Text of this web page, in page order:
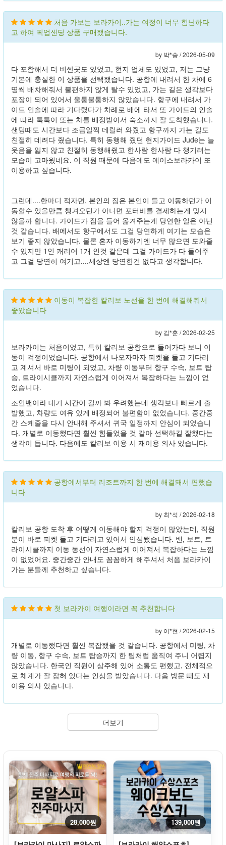
처음 가보는 보라카이..가는 여정이 너무 험난하다
고 하여 픽업샌딩 상품 구매했습니다.
by 박*송 /2026-05-09
다 포함해서 더 비싼곳도 있었고, 현지 업체도 있었고, 저는 그냥
기본에 충실한 이 상품을 선택했습니다. 공항에 내려서 한 차에 6
명씩 배차해줘서 불편하지 않게 탈수 있었고, 가는 길은 생각보다
포장이 되어 있어서 울퉁불퉁하지 않았습니다. 항구에 내려서 가
이드 인솔에 따라 기다렸다가 차례로 배에 타서 또 가이드의 인솔
에 따라 툭툭이 또는 차를 배정받아서 숙소까지 잘 도착했습니다.
샌딩때도 시간보다 조금일찍 데릴러 와줬고 항구까지 가는 길도
친절히 데려다 줬습니다. 특히 동행해 줬던 현지가이드 Jude는 늘
웃음을 잃지 않고 친절히 동행해줬고 한사람 한사람 다 챙기려는
모습이 고마웠네요. 이 직원 때문에 다음에도 에이스보라카이 또
이용하고 싶습니다.
그런데....한마디 적자면, 본인의 짐은 본인이 들고 이동하던가 이
동할수 있을만큼 챙겨오던가 아니면 포터비를 결제하는게 맞지
않을까 합니다. 가이드가 짐을 들어 옮겨주는게 당연한 일은 아닌
것 같습니다. 배에서도 항구에서도 그걸 당연하게 여기는 모습은
보기 좋지 않았습니다. 물론 혼자 이동하기엔 너무 많으면 도와줄
수 있지만 1인 캐리어 1개 인것 같은데 그걸 가이드가 다 들어주
고 그걸 당연히 여기고....세상엔 당연한건 없다고 생각합니다.
이동이 복잡한 칼리보 노선을 한 번에 해결해줘서
좋았습니다
by 김*훈 /2026-02-25
보라카이는 처음이었고, 특히 칼리보 공항으로 들어가다 보니 이
동이 걱정이었습니다. 공항에서 나오자마자 피켓을 들고 기다리
고 계셔서 바로 미팅이 되었고, 차량 이동부터 항구 수속, 보트 탑
승, 트라이시클까지 자연스럽게 이어져서 복잡하다는 느낌이 없
었습니다.
조인밴이라 대기 시간이 길까 봐 우려했는데 생각보다 빠르게 출
발했고, 차량도 여유 있게 배정되어 불편함이 없었습니다. 중간중
간 스케줄을 다시 안내해 주셔서 귀국 일정까지 안심이 되었습니
다. 개별로 이동했다면 훨씬 힘들었을 것 같아 선택하길 잘했다는
생각이 듭니다. 다음에도 칼리보 이용 시 재이용 의사 있습니다.
공항에서부터 리조트까지 한 번에 해결돼서 편했습
니다
by 최*석 /2026-02-18
칼리보 공항 도착 후 어떻게 이동해야 할지 걱정이 많았는데, 직원
분이 바로 피켓 들고 기다리고 있어서 안심됐습니다. 밴, 보트, 트
라이시클까지 이동 동선이 자연스럽게 이어져서 복잡하다는 느낌
이 없었어요. 중간중간 안내도 꼼꼼하게 해주셔서 처음 보라카이
가는 분들께 추천하고 싶습니다.
첫 보라카이 여행이라면 꼭 추천합니다
by 이*현 /2026-02-15
개별로 이동했다면 훨씬 복잡했을 것 같습니다. 공항에서 미팅, 차
량 이동, 항구 수속, 보트 탑승까지 한 팀처럼 움직여 주니 어렵지
않았습니다. 한국인 직원이 상주해 있어 소통도 편했고, 전체적으
로 체계가 잘 잡혀 있다는 인상을 받았습니다. 다음 방문 때도 재
이용 의사 있습니다.
더보기
28,000원 139,000원